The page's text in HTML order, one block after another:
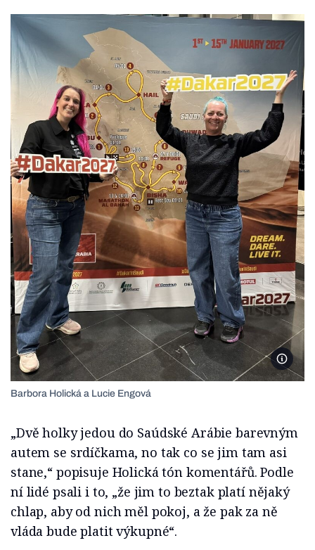
Foto
Barbora Holická a Lucie Engová
„Dvě holky jedou do Saúdské Arábie barevným
autem se srdíčkama, no tak co se jim tam asi
stane,“ popisuje Holická tón komentářů. Podle
ní lidé psali i to, „že jim to beztak platí nějaký
chlap, aby od nich měl pokoj, a že pak za ně
vláda bude platit výkupné“.